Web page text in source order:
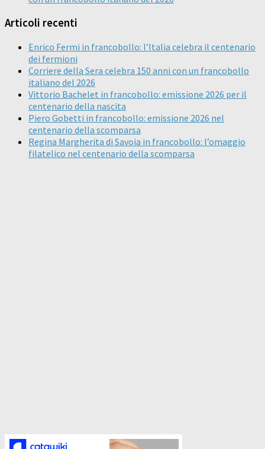
Articoli recenti
Enrico Fermi in francobollo: l’Italia celebra il centenario
dei fermioni
Corriere della Sera celebra 150 anni con un francobollo
italiano del 2026
Vittorio Bachelet in francobollo: emissione 2026 per il
centenario della nascita
Piero Gobetti in francobollo: emissione 2026 nel
centenario della scomparsa
Regina Margherita di Savoia in francobollo: l’omaggio
filatelico nel centenario della scomparsa